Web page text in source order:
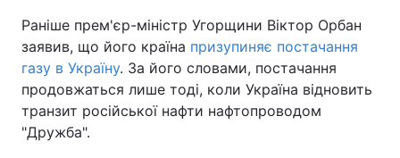
Раніше прем'єр-міністр Угорщини Віктор Орбан
заявив, що його країна призупиняє постачання
газу в Україну. За його словами, постачання
продовжаться лише тоді, коли Україна відновить
транзит російської нафти нафтопроводом
"Дружба".